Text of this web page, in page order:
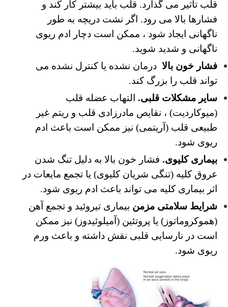
قلب تأثیر می گذارد. قلب باید بیشتر کار کند و
فشارها بالا می رود. اگر نشت دریچه به طور
ناگهانی ایجاد شود ، ممکن است دچار ادم ریوی
ناگهانی و شدید شوید.
فشار خون بالا درمان نشده یا کنترل نشده می
تواند قلب را بزرگ کند.
سایر مشکلات قلبی. التهاب عضله قلب
(میوکاردیت) ، نقایص مادرزادی قلب و ریتم غیر
طبیعی قلب (آریتمی) نیز ممکن است باعث ادم
ریوی شود.
بیماری کلیوی. فشار خون بالا به دلیل تنگ شدن
عروق کلیه (تنگی شریان کلیوی) یا تجمع مایعات در
اثر بیماری کلیه می تواند باعث ادم ریوی شود.
شرایط سلامتی مزمن بیماری تیروئید و تجمع آهن
(هموکروماتوز) یا پروتئین (آمیلوئیدوز) نیز ممکن
است در نارسایی قلبی نقش داشته و باعث ورم
ریوی شود.